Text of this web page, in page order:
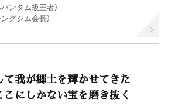
ンタム級王者）
グジム会長）
て我が郷土を輝かせてきた
にしかない宝を磨き抜く